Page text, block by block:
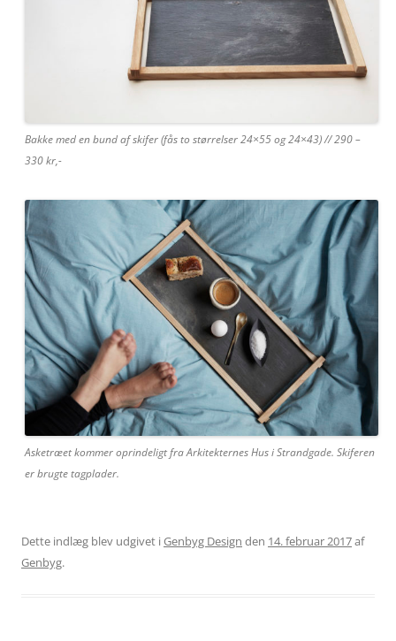
Bakke med en bund af skifer (fås to størrelser 24×55 og 24×43) // 290 –
330 kr,-
Asketræet kommer oprindeligt fra Arkitekternes Hus i Strandgade. Skiferen
er brugte tagplader.
Dette indlæg blev udgivet iGenbyg Design den 14. februar 2017af
Genbyg.